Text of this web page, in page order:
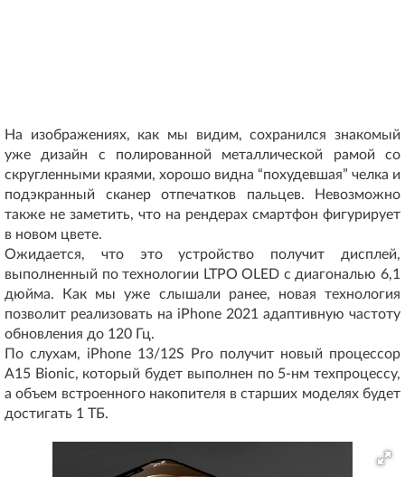
На изображениях, как мы видим, сохранился знакомый
уже дизайн с полированной металлической рамой со
скругленными краями, хорошо видна “похудевшая” челка и
подэкранный сканер отпечатков пальцев. Невозможно
также не заметить, что на рендерах смартфон фигурирует
в новом цвете.
Ожидается, что это устройство получит дисплей,
выполненный по технологии LTPO OLED с диагональю 6,1
дюйма. Как мы уже слышали ранее, новая технология
позволит реализовать на iPhone 2021 адаптивную частоту
обновления до 120 Гц.
По слухам, iPhone 13/12S Pro получит новый процессор
A15 Bionic, который будет выполнен по 5-нм техпроцессу,
а объем встроенного накопителя в старших моделях будет
достигать 1 ТБ.